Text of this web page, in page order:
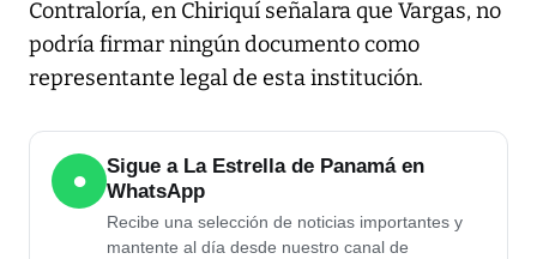
Contraloría, en Chiriquí señalara que Vargas, no
podría firmar ningún documento como
representante legal de esta institución.
●
Sigue a La Estrella de Panamá en
WhatsApp
Recibe una selección de noticias importantes y
mantente al día desde nuestro canal de